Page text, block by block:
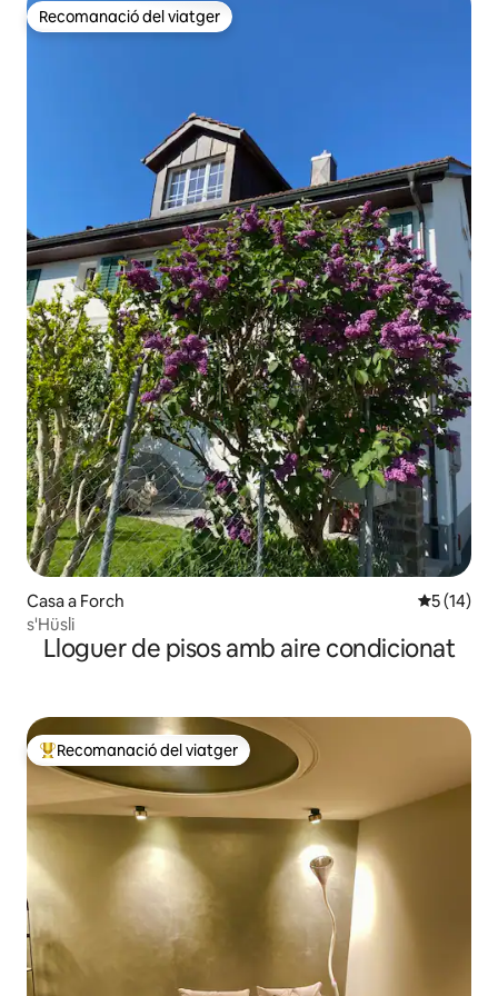
Recomanació del viatger
Recomanació del viatger
Casa a Forch 5 de
5 (14)
s'Hüsli
Lloguer de pisos amb aire condicionat
Principals recomanacions dels viatgers
Recomanació del viatger